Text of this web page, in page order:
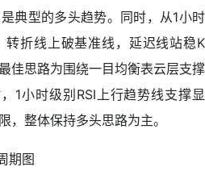
典型的多头趋势。同时，从1小时
折线上破基准线，延迟线站稳K
佳思路为围绕一目均衡表云层支撑
1小时级别RSI上行趋势线支撑显
，整体保持多头思路为主。
期图